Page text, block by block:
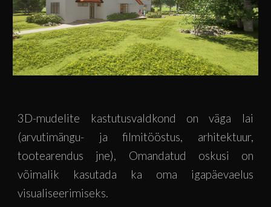
3D-mudelite kastutusvaldkond on väga lai
(arvutimängu- ja filmitööstus, arhitektuur,
tootearendus jne), Omandatud oskusi on
võimalik kasutada ka oma igapäevaelus
visualiseerimiseks.